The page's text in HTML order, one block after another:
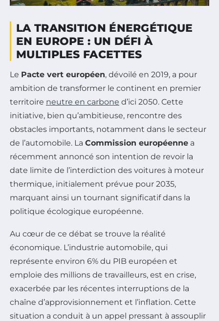
LA TRANSITION ÉNERGÉTIQUE
EN EUROPE : UN DÉFI À
MULTIPLES FACETTES
Le Pacte vert européen, dévoilé en 2019, a pour
ambition de transformer le continent en premier
territoire neutre en carbone d’ici 2050. Cette
initiative, bien qu’ambitieuse, rencontre des
obstacles importants, notamment dans le secteur
de l’automobile. La Commission européenne a
récemment annoncé son intention de revoir la
date limite de l’interdiction des voitures à moteur
thermique, initialement prévue pour 2035,
marquant ainsi un tournant significatif dans la
politique écologique européenne.
Au cœur de ce débat se trouve la réalité
économique. L’industrie automobile, qui
représente environ 6% du PIB européen et
emploie des millions de travailleurs, est en crise,
exacerbée par les récentes interruptions de la
chaîne d’approvisionnement et l’inflation. Cette
situation a conduit à un appel pressant à assouplir